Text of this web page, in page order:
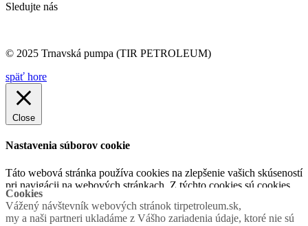
Sledujte nás
© 2025 Trnavská pumpa (TIR PETROLEUM)
späť hore
Cookies
Vážený návštevník webových stránok tirpetroleum.sk,
my a naši partneri ukladáme z Vášho zariadenia údaje, ktoré nie sú
Close
Nastavenia súborov cookie
Táto webová stránka používa cookies na zlepšenie vašich skúseností
pri navigácii na webových stránkach. Z týchto cookies sú cookies,
ktoré sú kategorizované podľa potreby, uložené vo vašom
prehliadači, pretože sú nevyhnutné pre fungovanie základných
Funkčné